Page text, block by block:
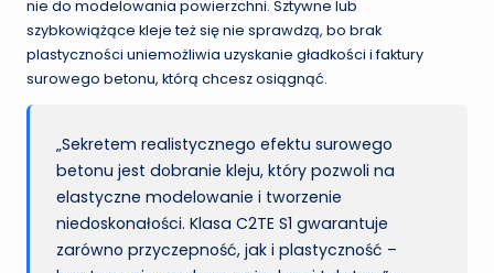
nie do modelowania powierzchni. Sztywne lub
szybkowiążące kleje też się nie sprawdzą, bo brak
plastyczności uniemożliwia uzyskanie gładkości i faktury
surowego betonu, którą chcesz osiągnąć.
„Sekretem realistycznego efektu surowego
betonu jest dobranie kleju, który pozwoli na
elastyczne modelowanie i tworzenie
niedoskonałości. Klasa C2TE S1 gwarantuje
zarówno przyczepność, jak i plastyczność –